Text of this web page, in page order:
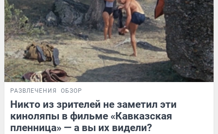
РАЗВЛЕЧЕНИЯ ОБЗОР
Никто из зрителей не заметил эти
киноляпы в фильме «Кавказская
пленница» — а вы их видели?